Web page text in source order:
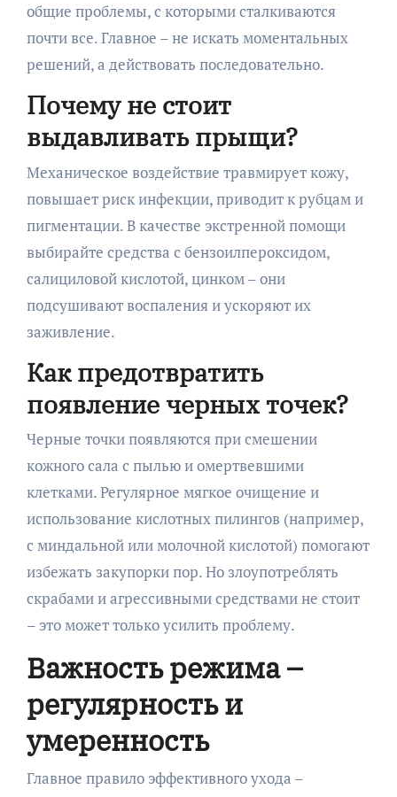
общие проблемы, с которыми сталкиваются
почти все. Главное – не искать моментальных
решений, а действовать последовательно.
Почему не стоит
выдавливать прыщи?
Механическое воздействие травмирует кожу,
повышает риск инфекции, приводит к рубцам и
пигментации. В качестве экстренной помощи
выбирайте средства с бензоилпероксидом,
салициловой кислотой, цинком – они
подсушивают воспаления и ускоряют их
заживление.
Как предотвратить
появление черных точек?
Черные точки появляются при смешении
кожного сала с пылью и омертвевшими
клетками. Регулярное мягкое очищение и
использование кислотных пилингов (например,
с миндальной или молочной кислотой) помогают
избежать закупорки пор. Но злоупотреблять
скрабами и агрессивными средствами не стоит
– это может только усилить проблему.
Важность режима –
регулярность и
умеренность
Главное правило эффективного ухода –